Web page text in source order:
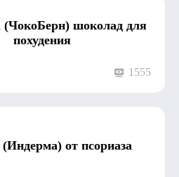
(ЧокоБерн) шоколад для
похудения
1555
от псориаза